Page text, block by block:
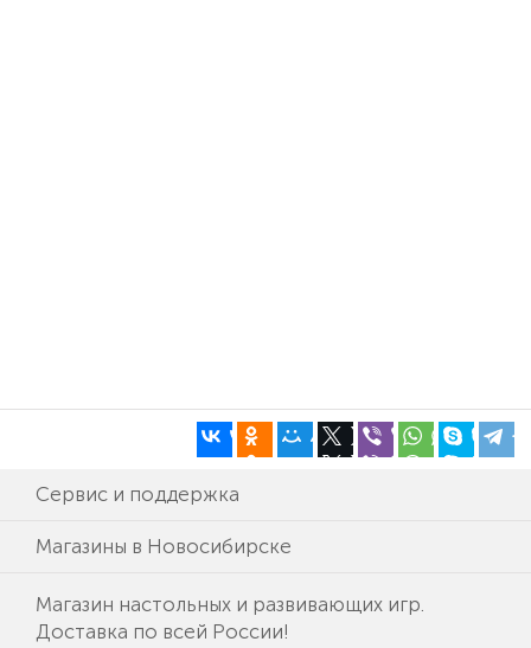
Сервис и поддержка
Магазины в Новосибирске
Магазин настольных и развивающих игр.
Доставка по всей России!